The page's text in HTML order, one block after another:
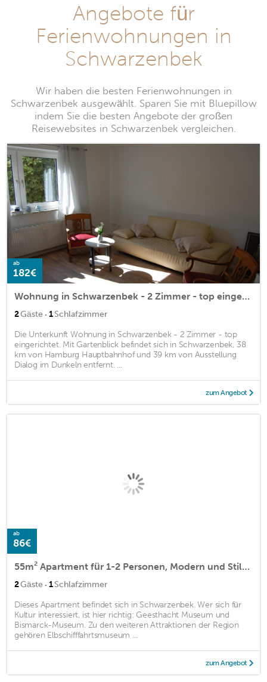
Angebote für
Ferienwohnungen in
Schwarzenbek
Wir haben die besten Ferienwohnungen in
Schwarzenbek ausgewählt. Sparen Sie mit Bluepillow
indem Sie die besten Angebote der großen
Reisewebsites in Schwarzenbek vergleichen.
ab
182€
Wohnung in Schwarzenbek - 2 Zimmer - top eingerichtet.
2Gäste · 1Schlafzimmer
Die Unterkunft Wohnung in Schwarzenbek - 2 Zimmer - top
eingerichtet. Mit Gartenblick befindet sich in Schwarzenbek, 38
km von Hamburg Hauptbahnhof und 39 km von Ausstellung
Dialog im Dunkeln entfernt. ...
zum Angebot
ab
86€
55m² Apartment für 1-2 Personen, Modern und Stilvoll Eingerichtet, Parkplatz und
2Gäste · 1Schlafzimmer
Dieses Apartment befindet sich in Schwarzenbek. Wer sich für
Kultur interessiert, ist hier richtig: Geesthacht Museum und
Bismarck-Museum. Zu den weiteren Attraktionen der Region
gehören Elbschifffahrtsmuseum ...
zum Angebot